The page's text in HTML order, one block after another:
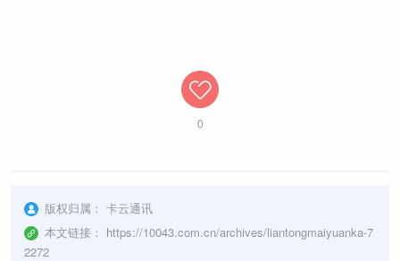
0
版权归属： 卡云通讯
本文链接： https://10043.com.cn/archives/liantongmaiyuanka-7
2272